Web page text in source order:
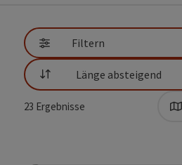
Filtern
Sortierung
23 Ergebnisse